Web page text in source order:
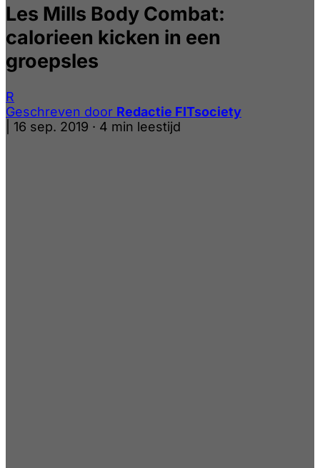
Les Mills Body Combat:
calorieen kicken in een
groepsles
R
Geschreven door Redactie FITsociety
16 sep. 2019 · 4 min leestijd